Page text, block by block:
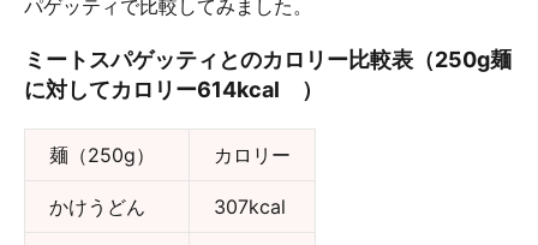
パゲッティで比較してみました。
ミートスパゲッティとのカロリー比較表（250g麺
に対してカロリー614kcal ）
麺（250g） カロリー
かけうどん 307kcal